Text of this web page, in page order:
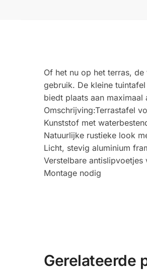
Of het nu op het terras,
gebruik. De kleine
biedt plaats aan
Omschrijving:Terrastafel
Kunststof met
Natuurlijke rustieke look
Licht, stevig aluminium
Verstelbare
Montage nodig
Gerelateerde